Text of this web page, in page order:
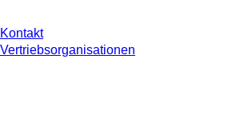
Kontakt
Vertriebsorganisationen